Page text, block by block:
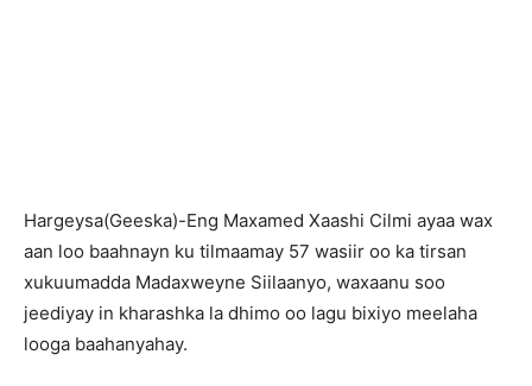
Hargeysa(Geeska)-Eng Maxamed Xaashi Cilmi ayaa wax
aan loo baahnayn ku tilmaamay 57 wasiir oo ka tirsan
xukuumadda Madaxweyne Siilaanyo, waxaanu soo
jeediyay in kharashka la dhimo oo lagu bixiyo meelaha
looga baahanyahay.